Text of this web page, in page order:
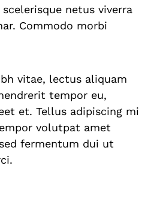
netus viverra
Commodo morbi
vitae, lectus aliquam
tempor eu,
et. Tellus adipiscing mi
volutpat amet
fermentum dui ut